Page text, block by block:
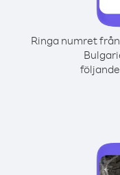
Ringa numret